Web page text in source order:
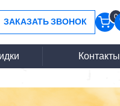
ЗАКАЗАТЬ ЗВОНОК
0
Контакты